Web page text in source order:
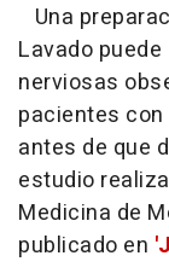
Una
Lavado
nerviosas
pacientes
antes de que
estudio
Medicina de
publicado en